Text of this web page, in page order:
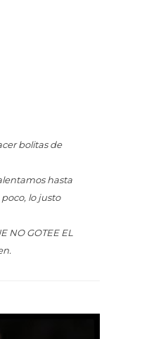
bolitas de
hasta
lo justo
NO GOTEE EL